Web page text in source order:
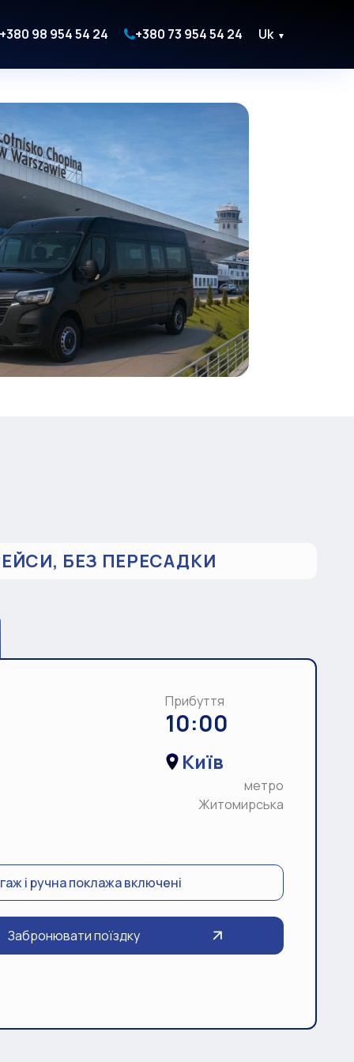
+380 98 954 54 24 +380 73 954 54 24 Uk ▼
БЕЗ ПЕРЕСАДКИ
Прибуття
10:00
Київ
метро
Житомирська
і ручна поклажа включені
Забронювати поїздку